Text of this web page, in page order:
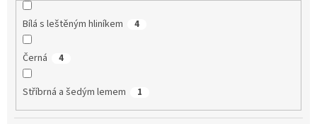
Bílá s leštěným hliníkem 4
Černá 4
Stříbrná a šedým lemem 1